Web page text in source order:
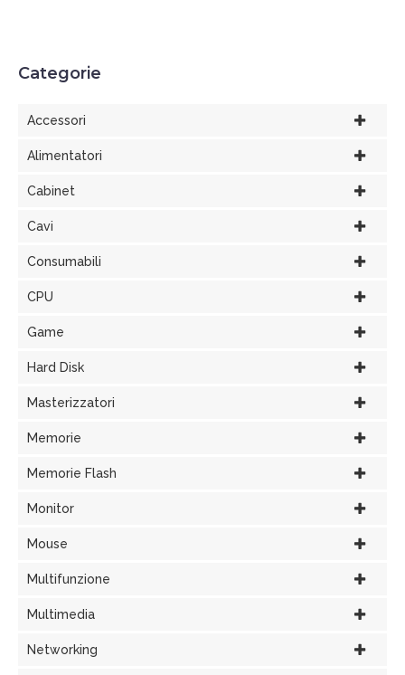
Categorie
Accessori
Alimentatori
Cabinet
Cavi
Consumabili
CPU
Game
Hard Disk
Masterizzatori
Memorie
Memorie Flash
Monitor
Mouse
Multifunzione
Multimedia
Networking